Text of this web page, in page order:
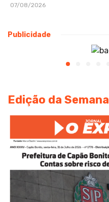
07/08/2026
Publicidade
Edição da Semana